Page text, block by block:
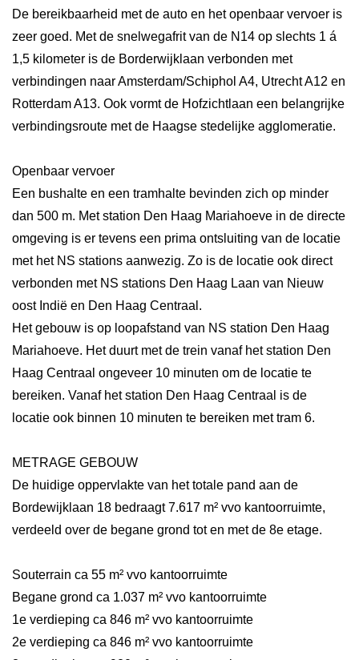
De bereikbaarheid met de auto en het openbaar vervoer is
zeer goed. Met de snelwegafrit van de N14 op slechts 1 á
1,5 kilometer is de Borderwijklaan verbonden met
verbindingen naar Amsterdam/Schiphol A4, Utrecht A12 en
Rotterdam A13. Ook vormt de Hofzichtlaan een belangrijke
verbindingsroute met de Haagse stedelijke agglomeratie.
Openbaar vervoer
Een bushalte en een tramhalte bevinden zich op minder
dan 500 m. Met station Den Haag Mariahoeve in de directe
omgeving is er tevens een prima ontsluiting van de locatie
met het NS stations aanwezig. Zo is de locatie ook direct
verbonden met NS stations Den Haag Laan van Nieuw
oost Indië en Den Haag Centraal.
Het gebouw is op loopafstand van NS station Den Haag
Mariahoeve. Het duurt met de trein vanaf het station Den
Haag Centraal ongeveer 10 minuten om de locatie te
bereiken. Vanaf het station Den Haag Centraal is de
locatie ook binnen 10 minuten te bereiken met tram 6.
METRAGE GEBOUW
De huidige oppervlakte van het totale pand aan de
Bordewijklaan 18 bedraagt 7.617 m² vvo kantoorruimte,
verdeeld over de begane grond tot en met de 8e etage.
Souterrain ca 55 m² vvo kantoorruimte
Begane grond ca 1.037 m² vvo kantoorruimte
1e verdieping ca 846 m² vvo kantoorruimte
2e verdieping ca 846 m² vvo kantoorruimte